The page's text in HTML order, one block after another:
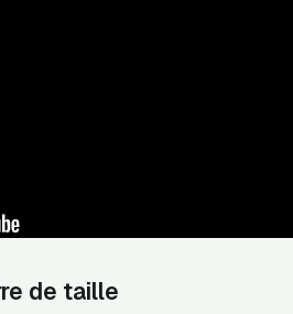
de taille